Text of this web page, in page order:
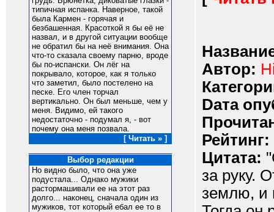
типичная испанка. Наверное, такой
была Кармен - горячая и
безбашенная. Красоткой я бы её не
назвал, и в другой ситуации вообще
не обратил бы на неё внимания. Она
что-то сказала своему парню, вроде
бы по-испански. Он лёг на
покрывало, которое, как я только
что заметил, было постелено на
песке. Его член торчал
вертикально. Он был меньше, чем у
меня. Видимо, ей такого
недостаточно - подумал я, - вот
почему она меня позвала.
[ Читать » ]
Выбор редакции
Но видно было, что она уже
подустала... Однако мужики
растормашивали ее на этот раз
долго... наконец, сначала один из
мужиков, тот который ебал ее то в
Автор:
Dата
Рейтинг:
Цитата:
за руку.
землю, и